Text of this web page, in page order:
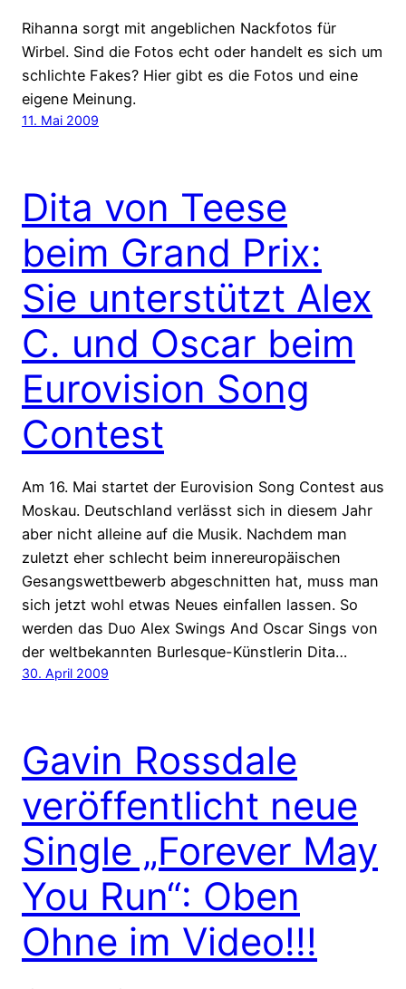
Rihanna sorgt mit angeblichen Nackfotos für
Wirbel. Sind die Fotos echt oder handelt es sich um
schlichte Fakes? Hier gibt es die Fotos und eine
eigene Meinung.
11. Mai 2009
Dita von Teese
beim Grand Prix:
Sie unterstützt Alex
C. und Oscar beim
Eurovision Song
Contest
Am 16. Mai startet der Eurovision Song Contest aus
Moskau. Deutschland verlässt sich in diesem Jahr
aber nicht alleine auf die Musik. Nachdem man
zuletzt eher schlecht beim innereuropäischen
Gesangswettbewerb abgeschnitten hat, muss man
sich jetzt wohl etwas Neues einfallen lassen. So
werden das Duo Alex Swings And Oscar Sings von
der weltbekannten Burlesque-Künstlerin Dita…
30. April 2009
Gavin Rossdale
veröffentlicht neue
Single „Forever May
You Run“: Oben
Ohne im Video!!!